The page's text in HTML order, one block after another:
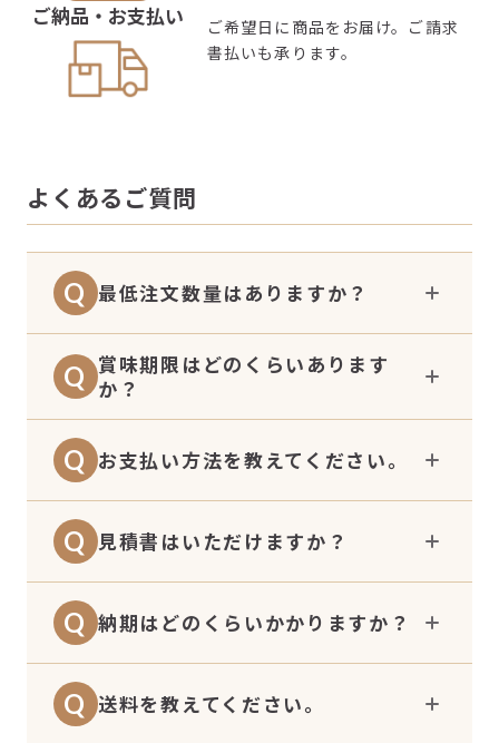
ご納品・お支払い
ご希望日に商品をお届け。ご請求
書払いも承ります。
よくあるご質問
Q 最低注文数量はありますか？
50セット以上のご注文の場合にご利用いた
だけます。50セット未満のご注文はオンラ
インストアから直接お買い求めください。
※50セット以下であっても、福利厚生での
定期利用や、特別なイベント用などでご利用
の場合はお気軽にお問い合わせください。
Q 賞味期限はどのくらいあります
か？
パンは、冷凍した状態で製造日から13ヶ月
となります。
※解凍後は、賞味期限に関わらずお早めにお
召し上がりください。
Q お支払い方法を教えてください。
銀行振込が可能です。
Q 見積書はいただけますか？
対応可能でございます。
Q 納期はどのくらいかかりますか？
一か所に10セット未満であれば5営業日以内
に発送可能です。10箱以上の場合や複数の
Q 送料を教えてください。